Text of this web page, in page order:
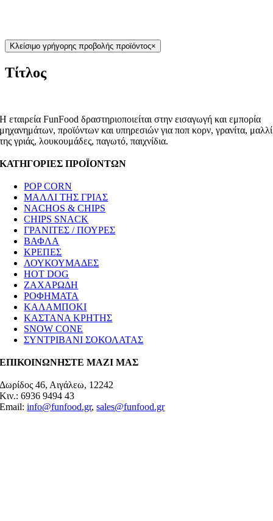
Κλείσιμο γρήγορης προβολής προϊόντος×
Τίτλος
Η εταιρεία FunFood δραστηριοποιείται στην εισαγωγή και εμπορία
μηχανημάτων, προϊόντων και υπηρεσιών για ποπ κορν, γρανίτα, μαλλί
της γριάς, λουκουμάδες, παγωτό, παιχνίδια.
ΚΑΤΗΓΟΡΙΕΣ ΠΡΟΪΟΝΤΩΝ
POP CORN
ΜΑΛΛΙ ΤΗΣ ΓΡΙΑΣ
NACHOS & CHIPS
CHIPS SNACK
ΓΡΑΝΙΤΕΣ / ΠΟΥΡΕΣ
ΒΑΦΛΑ
ΚΡΕΠΕΣ
ΛΟΥΚΟΥΜΑΔΕΣ
HOT DOG
ΖΑΧΑΡΩΔΗ
ΡΟΦΗΜΑΤΑ
ΚΑΛΑΜΠΟΚΙ
ΚΑΣΤΑΝΑ ΚΡΗΤΗΣ
SNOW CONE
ΣΥΝΤΡΙΒΑΝΙ ΣΟΚΟΛΑΤΑΣ
ΕΠΙΚΟΙΝΩΝΗΣΤΕ ΜΑΖΙ ΜΑΣ
Δωρίδος 46, Αιγάλεω, 12242
Κιν.: 6936 9494 43
Email:info@funfood.gr,sales@funfood.gr